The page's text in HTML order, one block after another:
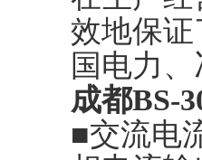
效地保
国电力
成都BS-
■交流电